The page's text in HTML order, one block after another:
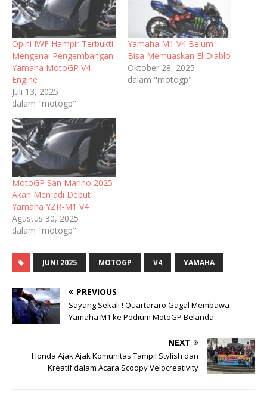
Opini IWF Hampir Terbukti
Mengenai Pengembangan
Yamaha MotoGP V4
Engine
Juli 13, 2025
dalam "motogp"
Yamaha M1 V4 Belum
Bisa Memuaskan El Diablo
Oktober 28, 2025
dalam "motogp"
MotoGP San Marino 2025
Akan Menjadi Debut
Yamaha YZR-M1 V4
Agustus 30, 2025
dalam "motogp"
JUNI 2025 MOTOGP V4 YAMAHA
PREVIOUS
Sayang Sekali ! Quartararo Gagal Membawa
Yamaha M1 ke Podium MotoGP Belanda
NEXT
Honda Ajak Ajak Komunitas Tampil Stylish dan
Kreatif dalam Acara Scoopy Velocreativity